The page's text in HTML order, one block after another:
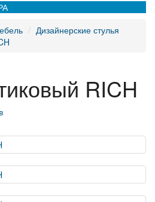
Дизайнерские стулья
RICH